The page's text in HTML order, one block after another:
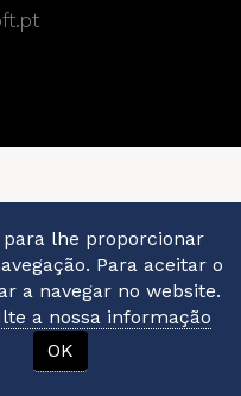
lhe proporcionar
Para aceitar o
a navegar no website.
a nossa informação
OK